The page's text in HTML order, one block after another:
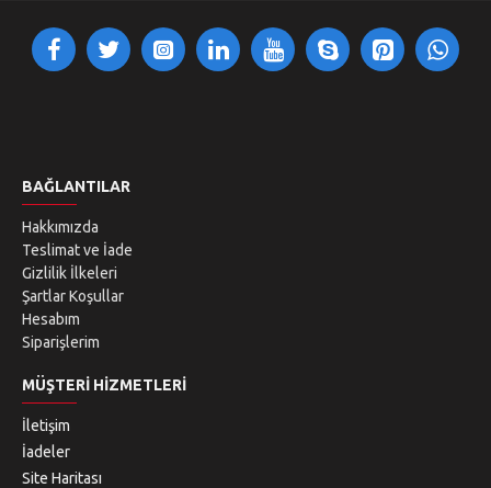
BAĞLANTILAR
Hakkımızda
Teslimat ve İade
Gizlilik İlkeleri
Şartlar Koşullar
Hesabım
Siparişlerim
MÜŞTERI HIZMETLERI
İletişim
İadeler
Site Haritası